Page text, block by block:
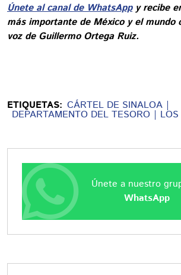
Únete al canal de WhatsAppy recibe
más importante de México y el mundo
voz de Guillermo Ortega Ruiz.
ETIQUETAS: CÁRTEL DE SINALOA
DEPARTAMENTO DEL TESORO
Únete a nuestro
WhatsApp